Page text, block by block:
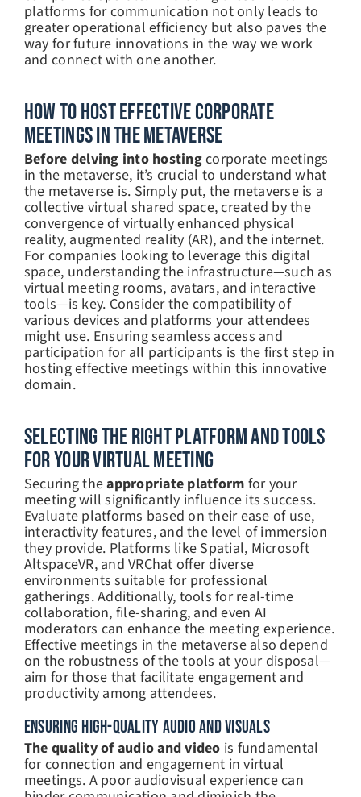
platforms for communication not only leads to
greater operational efficiency but also paves the
way for future innovations in the way we work
and connect with one another.
How To Host Effective Corporate
Meetings In The Metaverse
Before delving into hostingcorporate meetings
in the metaverse, it’s crucial to understand what
the metaverse is. Simply put, the metaverse is a
collective virtual shared space, created by the
convergence of virtually enhanced physical
reality, augmented reality (AR), and the internet.
For companies looking to leverage this digital
space, understanding the infrastructure—such as
virtual meeting rooms, avatars, and interactive
tools—is key. Consider the compatibility of
various devices and platforms your attendees
might use. Ensuring seamless access and
participation for all participants is the first step in
hosting effective meetings within this innovative
domain.
Selecting The Right Platform And Tools
For Your Virtual Meeting
Securing theappropriate platform for your
meeting will significantly influence its success.
Evaluate platforms based on their ease of use,
interactivity features, and the level of immersion
they provide. Platforms like Spatial, Microsoft
AltspaceVR, and VRChat offer diverse
environments suitable for professional
gatherings. Additionally, tools for real-time
collaboration, file-sharing, and even AI
moderators can enhance the meeting experience.
Effective meetings in the metaverse also depend
on the robustness of the tools at your disposal—
aim for those that facilitate engagement and
productivity among attendees.
ENSURING HIGH-QUALITY AUDIO AND VISUALS
The quality of audio and video is fundamental
for connection and engagement in virtual
meetings. A poor audiovisual experience can